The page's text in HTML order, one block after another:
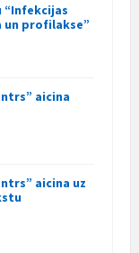
“Infekcijas
un profilakse”
aicina
aicina uz